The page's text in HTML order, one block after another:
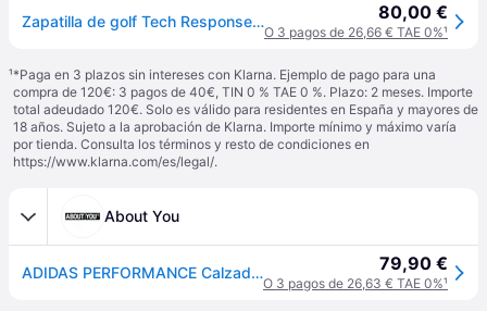
Zapatilla de golf Tech Response SL 3.0 80,00 €
O 3 pagos de 26,66 € TAE 0%¹
¹*Paga en 3 plazos sin intereses con Klarna. Ejemplo de pago para una
compra de 120€: 3 pagos de 40€, TIN 0 % TAE 0 %. Plazo: 2 meses. Importe
total adeudado 120€. Solo es válido para residentes en España y mayores de
18 años. Sujeto a la aprobación de Klarna. Importe mínimo y máximo varía
por tienda. Consulta los términos y resto de condiciones en
https://www.klarna.com/es/legal/.
About You
ADIDAS PERFORMANCE Calzado deportivo 'Tech Response SL 3.0' blanco / offwhite 79,90 €
O 3 pagos de 26,63 € TAE 0%¹